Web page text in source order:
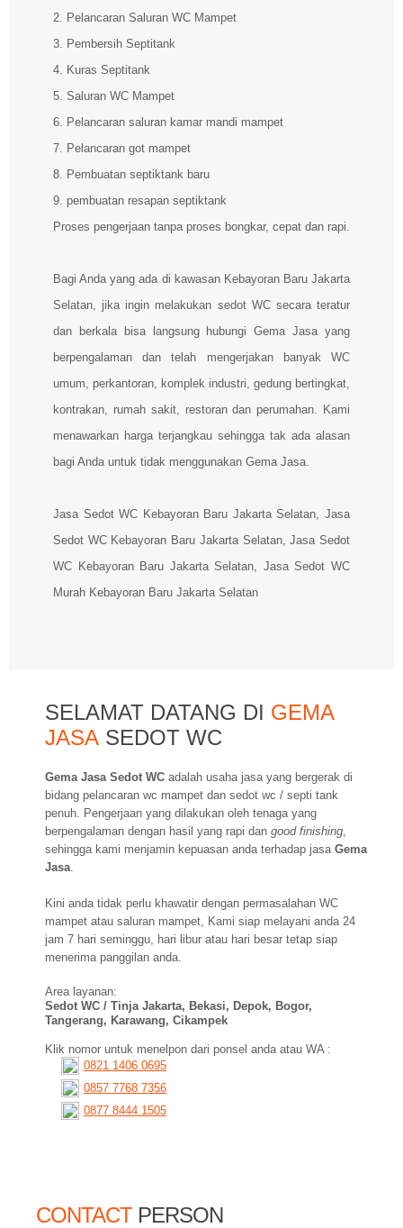
2. Pelancaran Saluran WC Mampet
3. Pembersih Septitank
4. Kuras Septitank
5. Saluran WC Mampet
6. Pelancaran saluran kamar mandi mampet
7. Pelancaran got mampet
8. Pembuatan septiktank baru
9. pembuatan resapan septiktank
Proses pengerjaan tanpa proses bongkar, cepat dan rapi.
Bagi Anda yang ada di kawasan Kebayoran Baru Jakarta
Selatan, jika ingin melakukan sedot WC secara teratur
dan berkala bisa langsung hubungi Gema Jasa yang
berpengalaman dan telah mengerjakan banyak WC
umum, perkantoran, komplek industri, gedung bertingkat,
kontrakan, rumah sakit, restoran dan perumahan. Kami
menawarkan harga terjangkau sehingga tak ada alasan
bagi Anda untuk tidak menggunakan Gema Jasa.
Jasa Sedot WC Kebayoran Baru Jakarta Selatan, Jasa
Sedot WC Kebayoran Baru Jakarta Selatan, Jasa Sedot
WC Kebayoran Baru Jakarta Selatan, Jasa Sedot WC
Murah Kebayoran Baru Jakarta Selatan
SELAMAT DATANG DI GEMA
JASA SEDOT WC
Gema Jasa Sedot WC adalah usaha jasa yang bergerak di
bidang pelancaran wc mampet dan sedot wc / septi tank
penuh. Pengerjaan yang dilakukan oleh tenaga yang
berpengalaman dengan hasil yang rapi dan good finishing
sehingga kami menjamin kepuasan anda terhadap jasa Gema
Jasa
Kini anda tidak perlu khawatir dengan permasalahan WC
mampet atau saluran mampet, Kami siap melayani anda 24
jam 7 hari seminggu, hari libur atau hari besar tetap siap
menerima panggilan anda.
Area layanan:
Sedot WC / Tinja Jakarta, Bekasi, Depok, Bogor,
Tangerang, Karawang, Cikampek
Klik nomor untuk menelpon dari ponsel anda atau WA :
0821 1406 0695
0857 7768 7356
0877 8444 1505
CONTACTPERSON